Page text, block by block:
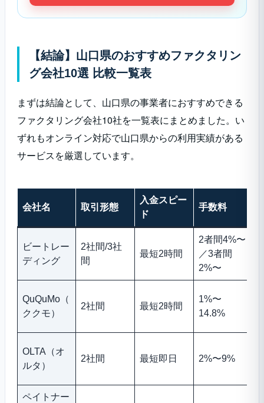
【結論】山口県のおすすめファクタリン
グ会社10選 比較一覧表
まずは結論として、山口県の事業者におすすめできる
ファクタリング会社10社を一覧表にまとめました。い
ずれもオンライン対応で山口県からの利用実績がある
サービスを厳選しています。
会社名 取引形態
入金スピー
ド
手数料
ビートレー
ディング
2社間/3社
間
最短2時間
2者間4%〜
／3者間
2%〜
QuQuMo（
ククモ）
2社間 最短2時間
1%〜
14.8%
OLTA（オ
ルタ）
2社間 最短即日 2%〜9%
ペイトナー